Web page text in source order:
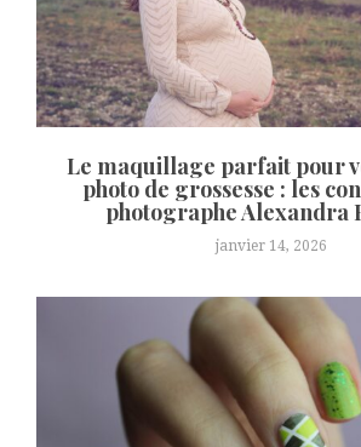
Le maquillage parfait pour
photo de grossesse : les
photographe Alexandra
janvier 14, 2026